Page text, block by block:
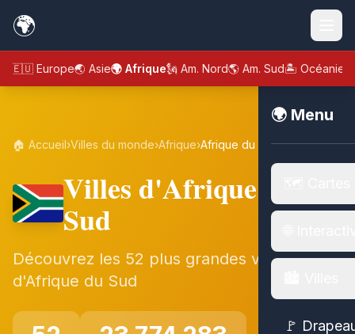
🌍
🇪🇺 Europe🌏 Asie🌍 Afrique🗽 Am. Nord🌎 Am. Sud🏝️ Océanie
🌍 Menu
🚩
🏠 Accueil›Villes du monde›Afrique›Afrique du Sud
Villes d'Afrique du
Sud
Découvrez les 52 plus grandes villes
d'Afrique du Sud